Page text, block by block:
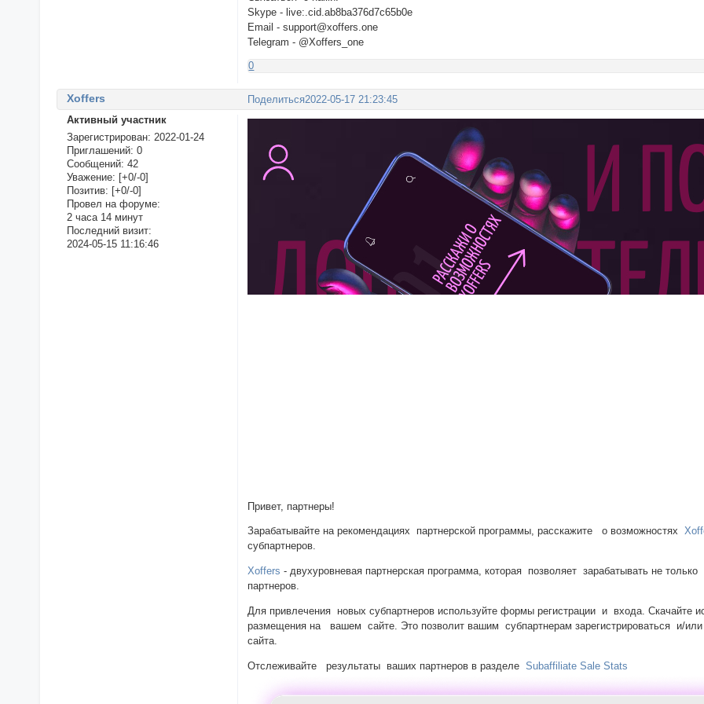
Skype - live:.cid.ab8ba376d7c65b0e
Email - support@xoffers.one
Telegram - @Xoffers_one
0
Поделиться2022-05-17 21:23:45
Xoffers
Активный участник
Зарегистрирован: 2022-01-24
Приглашений: 0
Сообщений: 42
Уважение: [+0/-0]
Позитив: [+0/-0]
Провел на форуме:
2 часа 14 минут
Последний визит:
2024-05-15 11:16:46
Привет, партнеры!
Зарабатывайте на рекомендациях партнерской программы, расскажите о возможностях
субпартнеров.
Xoffers - двухуровневая партнерская программа, которая позволяет зарабатывать не
партнеров.
Для привлечения новых субпартнеров используйте формы регистрации и входа. Скачайте
размещения на вашем сайте. Это позволит вашим субпартнерам зарегистрироваться и/
сайта.
Отслеживайте результаты ваших партнеров в разделеSubaffiliate Sale Stats